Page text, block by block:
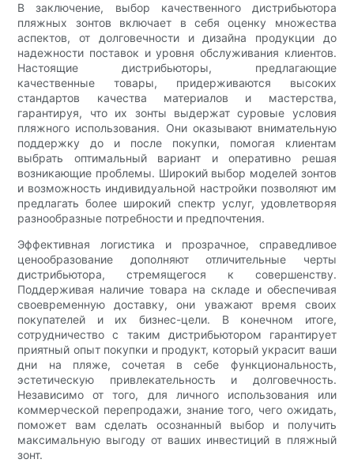
В заключение, выбор качественного дистрибьютора
пляжных зонтов включает в себя оценку множества
аспектов, от долговечности и дизайна продукции до
надежности поставок и уровня обслуживания клиентов.
Настоящие дистрибьюторы, предлагающие
качественные товары, придерживаются высоких
стандартов качества материалов и мастерства,
гарантируя, что их зонты выдержат суровые условия
пляжного использования. Они оказывают внимательную
поддержку до и после покупки, помогая клиентам
выбрать оптимальный вариант и оперативно решая
возникающие проблемы. Широкий выбор моделей зонтов
и возможность индивидуальной настройки позволяют им
предлагать более широкий спектр услуг, удовлетворяя
разнообразные потребности и предпочтения.
Эффективная логистика и прозрачное, справедливое
ценообразование дополняют отличительные черты
дистрибьютора, стремящегося к совершенству.
Поддерживая наличие товара на складе и обеспечивая
своевременную доставку, они уважают время своих
покупателей и их бизнес-цели. В конечном итоге,
сотрудничество с таким дистрибьютором гарантирует
приятный опыт покупки и продукт, который украсит ваши
дни на пляже, сочетая в себе функциональность,
эстетическую привлекательность и долговечность.
Независимо от того, для личного использования или
коммерческой перепродажи, знание того, чего ожидать,
поможет вам сделать осознанный выбор и получить
максимальную выгоду от ваших инвестиций в пляжный
зонт.